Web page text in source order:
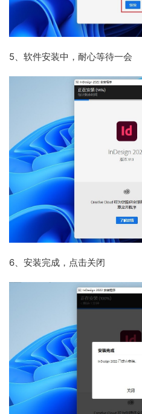
5、 软件安装中，耐心等待一会
6、 安装完成，点击关闭